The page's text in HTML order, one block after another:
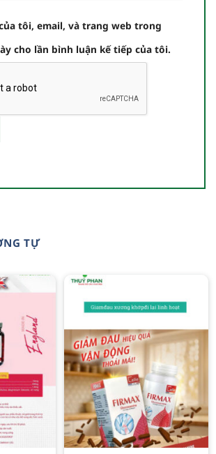
tôi, email, và trang web trong
cho lần bình luận kế tiếp của tôi.
TỰ